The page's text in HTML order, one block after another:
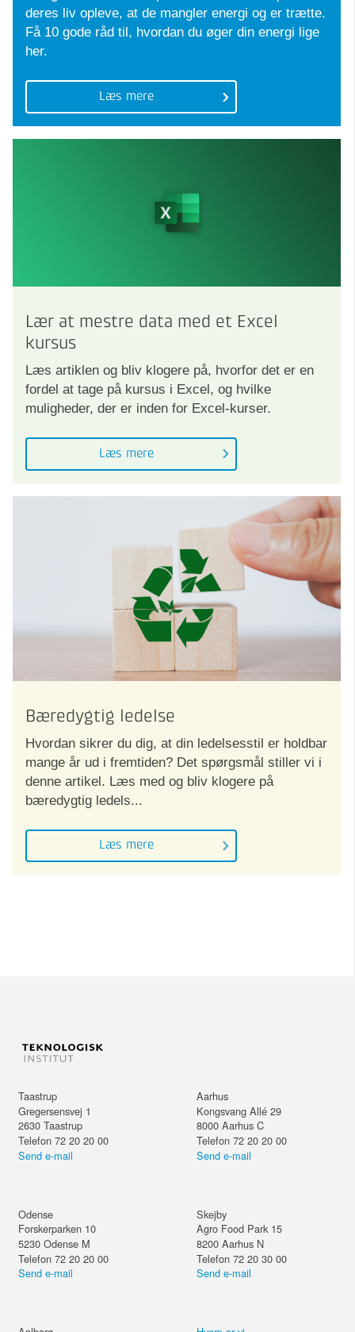
deres liv opleve, at de mangler energi og er trætte.
Få 10 gode råd til, hvordan du øger din energi lige
her.
Læs mere
Lær at mestre data med et Excel
kursus
Læs artiklen og bliv klogere på, hvorfor det er en
fordel at tage på kursus i Excel, og hvilke
muligheder, der er inden for Excel-kurser.
Læs mere
Bæredygtig ledelse
Hvordan sikrer du dig, at din ledelsesstil er holdbar
mange år ud i fremtiden? Det spørgsmål stiller vi i
denne artikel. Læs med og bliv klogere på
bæredygtig ledels...
Læs mere
Taastrup
Gregersensvej 1
2630 Taastrup
Telefon 72 20 20 00
Send e-mail
Aarhus
Kongsvang Allé 29
8000 Aarhus C
Telefon 72 20 20 00
Send e-mail
Odense
Forskerparken 10
5230 Odense M
Telefon 72 20 20 00
Send e-mail
Skejby
Agro Food Park 15
8200 Aarhus N
Telefon 72 20 30 00
Send e-mail